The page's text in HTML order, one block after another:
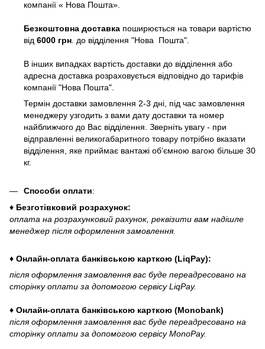
компанії « Нова Пошта».
Безкоштовна доставка поширюється на товари вартістю
від 6000 грн . до відділення "Нова Пошта".
В інших випадках вартість доставки до відділення або
адресна доставка розраховується відповідно до тарифів
компанії "Нова Пошта".
Термін доставки замовлення 2-3 дні, під час замовлення
менеджеру узгодить з вами дату доставки та номер
найближчого до Вас відділення. Зверніть увагу - при
відправленні великогабаритного товару потрібно вказати
відділення, яке приймає вантажі об’ємною вагою більше 30
кг.
Способи оплати:
♦ Безготівковий розрахунок:
оплата на розрахунковий рахунок, реквізити вам надішле
менеджер після оформлення замовлення.
♦ Онлайн-оплата банківською карткою (LiqPay):
після оформлення замовлення вас буде переадресовано на
сторінку оплати за допомогою сервісу LiqPay.
♦ Онлайн-оплата банківською карткою (Monobank)
після оформлення замовлення вас буде переадресовано на
сторінку оплати за допомогою сервісу MonoPay.